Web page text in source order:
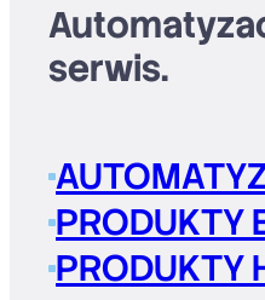
serwis.
PRODUKTY
PRODUKTY